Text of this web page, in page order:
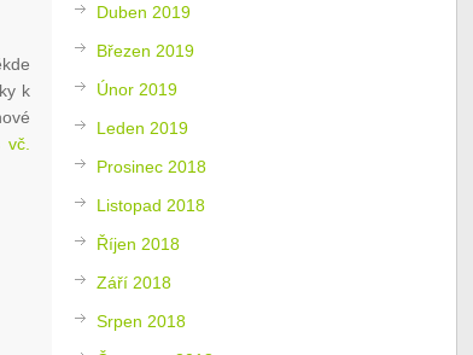
k
vč.
Duben 2019
Březen 2019
Únor 2019
Leden 2019
Prosinec 2018
Listopad 2018
Říjen 2018
Září 2018
Srpen 2018